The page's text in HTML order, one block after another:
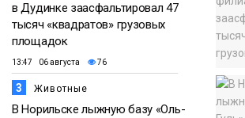
в Дудинке заасфальтировал 47
тысяч «квадратов» грузовых
площадок
13:47 06 августа 76
3 Животные
В Норильске лыжную базу «Оль-